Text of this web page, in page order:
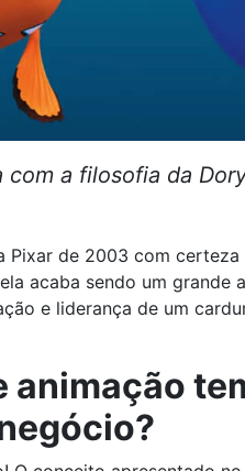
a filosofia da
Pixar de 2003 com
acaba sendo um
e liderança de um
animação